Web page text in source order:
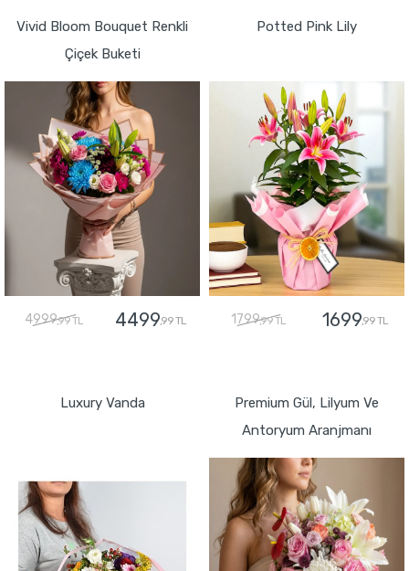
Vivid Bloom Bouquet Renkli
Çiçek Buketi
4999,99 TL 4499,99 TL
Potted Pink Lily
1799,99 TL 1699,99 TL
Luxury Vanda
Premium Gül, Lilyum Ve
Antoryum Aranjmanı